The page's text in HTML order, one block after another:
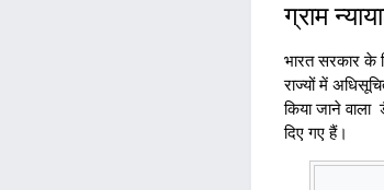
ग्राम
भारत सरकार के
राज्यों में
किया जाने
दिए गए हैं।